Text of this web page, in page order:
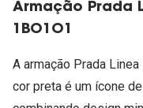
Armação Prada
1BO1O1
A armação Prada
cor preta é um ícone